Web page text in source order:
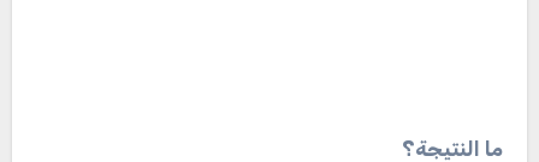
ما النتيجة؟